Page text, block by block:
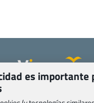
es importante